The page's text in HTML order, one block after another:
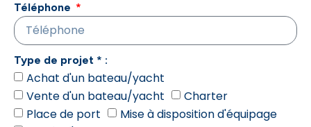
Téléphone
Type de projet * :
Achat d'un bateau/yacht
Vente d'un bateau/yacht
Charter
Place de port
Mise à disposition d'équipage